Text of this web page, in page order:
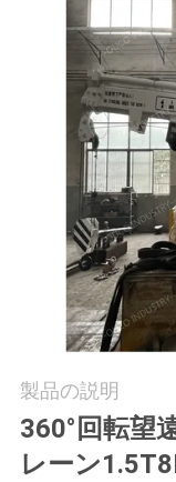
ア
ー
製品の説明
360°回転望
レーン